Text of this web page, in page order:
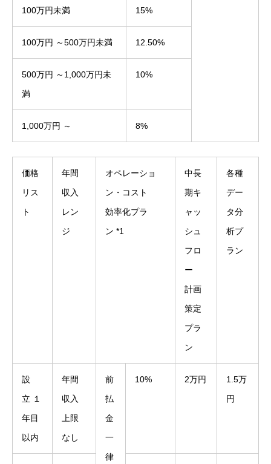
100万円未満 15%
100万円 ～500万円未満 12.50%
500万円 ～1,000万円未
満
10%
1,000万円 ～ 8%
価格
リス
ト
年間
収入
レン
ジ
オペレーショ
ン・コスト
効率化プラ
ン *1
中長
期キ
ャッ
シュ
フロ
ー
計画
策定
プラ
ン
各種
デー
タ分
析プ
ラン
設
立 １
年目
以内
年間
収入
上限
なし
前
払
金
一
律
10% 2万円
1.5万
円